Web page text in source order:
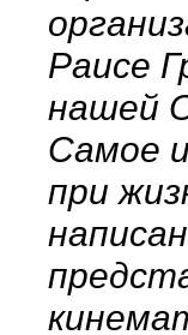
Раисе
нашей
Самое
при